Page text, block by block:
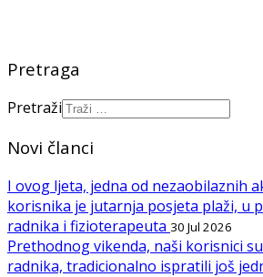
Pretraga
Pretraži
Novi članci
I ovog ljeta, jedna od nezaobilaznih
korisnika je jutarnja posjeta plaži, u
radnika i fizioterapeuta 30 Jul 2026
Prethodnog vikenda, naši korisnici
radnika, tradicionalno ispratili još